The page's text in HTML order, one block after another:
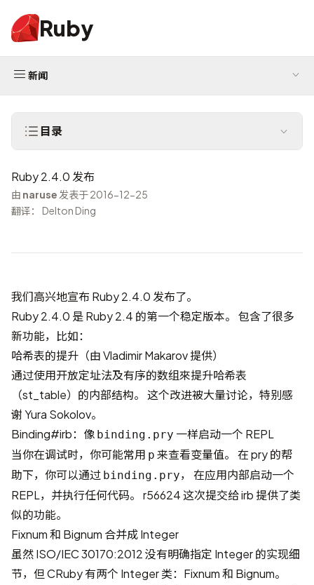
Ruby
新闻
目录
Ruby 2.4.0 发布
由 naruse 发表于 2016-12-25
翻译： Delton Ding
我们高兴地宣布 Ruby 2.4.0 发布了。
Ruby 2.4.0 是 Ruby 2.4 的第一个稳定版本。 包含了很多
新功能，比如：
哈希表的提升（由 Vladimir Makarov 提供）
通过使用开放定址法及有序的数组來提升哈希表
（st_table）的内部结构。 这个改进被大量讨论，特别感
谢 Yura Sokolov。
Binding#irb：像 binding.pry 一样启动一个 REPL
当你在调试时，你可能常用 p 来查看变量值。 在pry的帮
助下，你可以通过 binding.pry， 在应用内部启动一个
REPL，并执行任何代码。 r56624这次提交给 irb 提供了类
似的功能。
Fixnum 和 Bignum 合并成 Integer
虽然ISO/IEC 30170:2012没有明确指定 Integer 的实现细
节，但 CRuby 有两个 Integer 类：Fixnum 和 Bignum。